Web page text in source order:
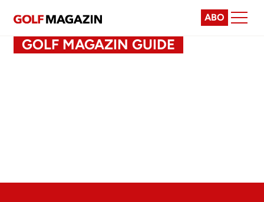
ABO
GOLF MAGAZIN GUIDE